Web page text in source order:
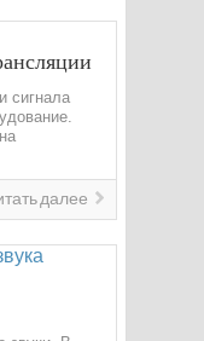
сигнала
далее